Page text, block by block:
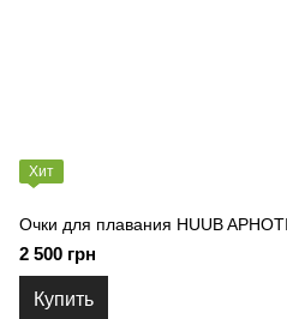
Хит
Очки для плавания HUUB
2 500 грн
Купить